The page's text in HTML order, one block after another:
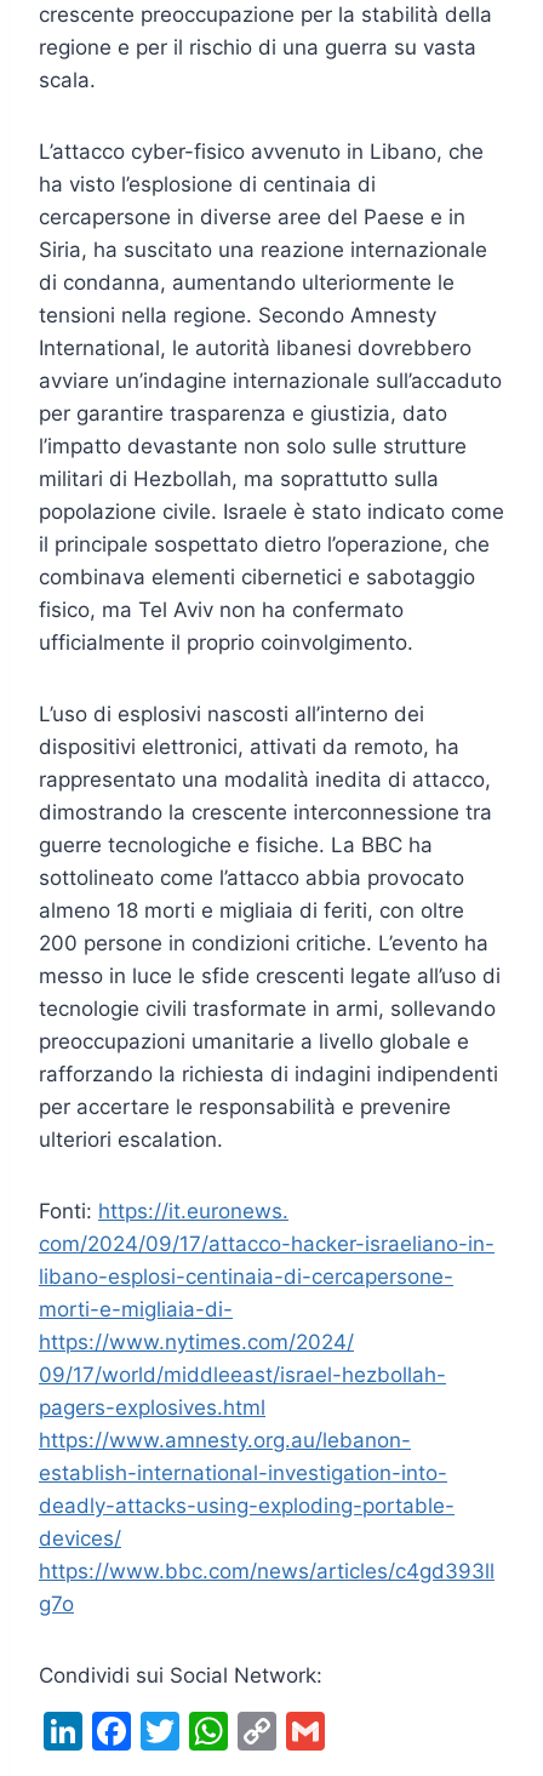
crescente preoccupazione per la stabilità della
regione e per il rischio di una guerra su vasta
scala.
L’attacco cyber-fisico avvenuto in Libano, che
ha visto l’esplosione di centinaia di
cercapersone in diverse aree del Paese e in
Siria, ha suscitato una reazione internazionale
di condanna, aumentando ulteriormente le
tensioni nella regione. Secondo Amnesty
International, le autorità libanesi dovrebbero
avviare un’indagine internazionale sull’accaduto
per garantire trasparenza e giustizia, dato
l’impatto devastante non solo sulle strutture
militari di Hezbollah, ma soprattutto sulla
popolazione civile. Israele è stato indicato come
il principale sospettato dietro l’operazione, che
combinava elementi cibernetici e sabotaggio
fisico, ma Tel Aviv non ha confermato
ufficialmente il proprio coinvolgimento.
L’uso di esplosivi nascosti all’interno dei
dispositivi elettronici, attivati da remoto, ha
rappresentato una modalità inedita di attacco,
dimostrando la crescente interconnessione tra
guerre tecnologiche e fisiche. La BBC ha
sottolineato come l’attacco abbia provocato
almeno 18 morti e migliaia di feriti, con oltre
200 persone in condizioni critiche. L’evento ha
messo in luce le sfide crescenti legate all’uso di
tecnologie civili trasformate in armi, sollevando
preoccupazioni umanitarie a livello globale e
rafforzando la richiesta di indagini indipendenti
per accertare le responsabilità e prevenire
ulteriori escalation.
Fonti: https://it.euronews.
com/2024/09/17/attacco-hacker-israeliano-in-
libano-esplosi-centinaia-di-cercapersone-
morti-e-migliaia-di-
https://www.nytimes.com/2024/
09/17/world/middleeast/israel-hezbollah-
pagers-explosives.html
https://www.amnesty.org.au/lebanon-
establish-international-investigation-into-
deadly-attacks-using-exploding-portable-
devices/
https://www.bbc.com/news/articles/c4gd393ll
g7o
Condividi sui Social Network:
Li F
T
W C